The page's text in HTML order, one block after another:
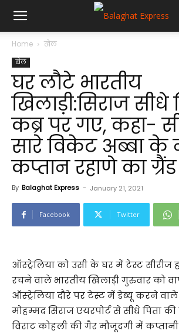
Home खेल
खेल
घर लौटे भारतीय
खिलाड़ी:सिराज सीधे
कब्र पर गए, कहा-
सारे विकेट अब्बा के
कप्तान रहाणे का
By Balaghat Express - January 21, 2021
Facebook Twitter
ऑस्ट्रेलिया को उसी के घर में टेस्ट सीरीज
रचने वाले भारतीय खिलाड़ी गुरुवार को
ऑस्ट्रेलिया दौरे पर टेस्ट में डेब्यू करने
मोहम्मद सिराज एयरपोर्ट से सीधे पिता की
विराट कोहली की गैर मौजूदगी में